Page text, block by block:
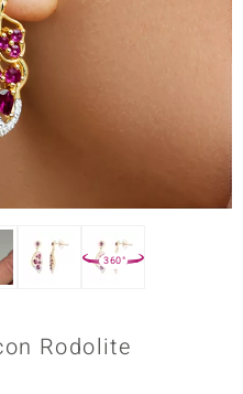
360°
Rodolite